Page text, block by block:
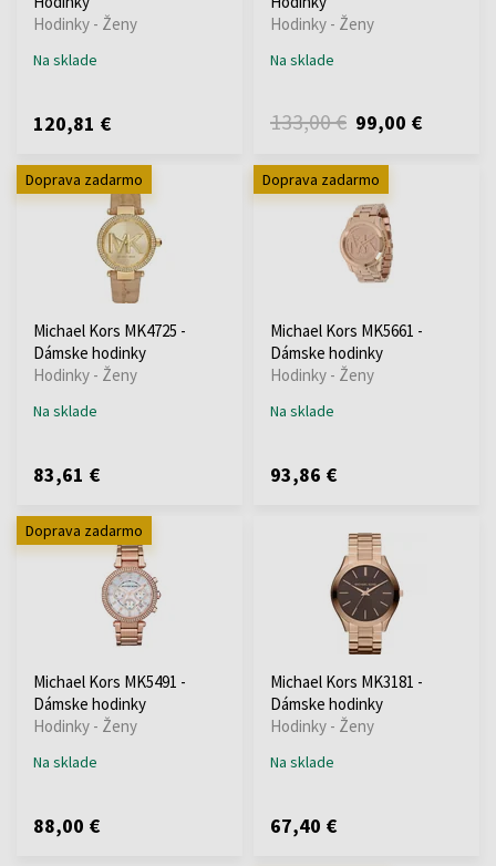
Hodinky - Ženy
Na sklade
120,81 €
Hodinky - Ženy
Na sklade
133,00 € 99,00 €
Doprava zadarmo
Michael Kors MK4725 -
Dámske hodinky
Hodinky - Ženy
Na sklade
83,61 €
Doprava zadarmo
Michael Kors MK5661 -
Dámske hodinky
Hodinky - Ženy
Na sklade
93,86 €
Doprava zadarmo
Michael Kors MK5491 -
Dámske hodinky
Hodinky - Ženy
Na sklade
88,00 €
Michael Kors MK3181 -
Dámske hodinky
Hodinky - Ženy
Na sklade
67,40 €